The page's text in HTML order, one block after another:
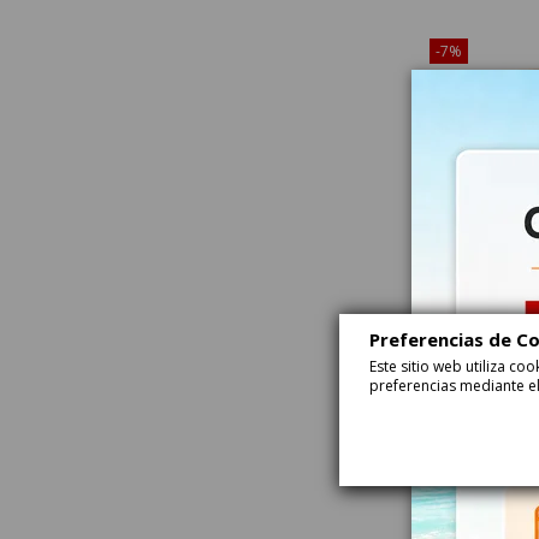
-7%
Caramelos
Naranja Menta
cajitas
¡Disponible
Preferencias de
Este sitio web utiliza
preferencias mediante